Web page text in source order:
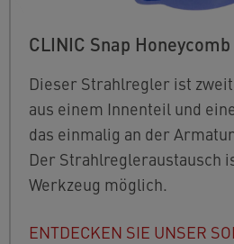
CLINIC Snap Honeycomb
Dieser Strahlregler ist
aus einem Innenteil und
das einmalig an der
Der Strahlregleraustausch
Werkzeug möglich.
ENTDECKEN SIE UNSER